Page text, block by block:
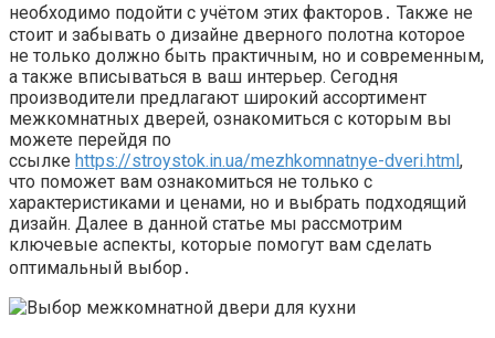
необходимо подойти с учётом этих факторов․ Также не
стоит и забывать о дизайне дверного полотна которое
не только должно быть практичным, но и современным,
а также вписываться в ваш интерьер. Сегодня
производители предлагают широкий ассортимент
межкомнатных дверей, ознакомиться с которым вы
можете перейдя по
ссылке https://stroystok.in.ua/mezhkomnatnye-dveri.html,
что поможет вам ознакомиться не только с
характеристиками и ценами, но и выбрать подходящий
дизайн. Далее в данной статье мы рассмотрим
ключевые аспекты‚ которые помогут вам сделать
оптимальный выбор․